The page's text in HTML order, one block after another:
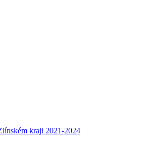
kraji 2021-2024